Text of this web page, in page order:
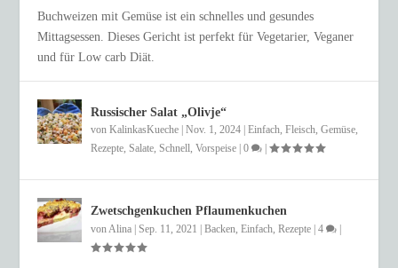
Buchweizen mit Gemüse ist ein schnelles und gesundes
Mittagsessen. Dieses Gericht ist perfekt für Vegetarier, Veganer
und für Low carb Diät.
Russischer Salat „Olivje“
vonKalinkasKueche |Nov. 1, 2024 |Einfach ,Fleisch ,Gemüse
Rezepte ,Salate ,Schnell ,Vorspeise |0 |
Zwetschgenkuchen Pflaumenkuchen
von Alina |Sep. 11, 2021 |Backen ,Einfach ,Rezepte |4 |